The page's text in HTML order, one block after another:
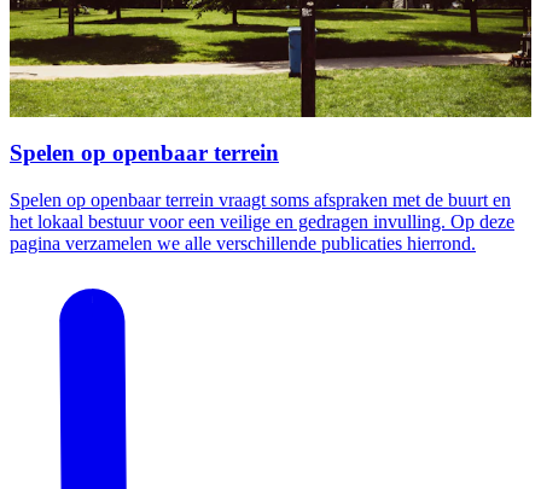
Spelen op openbaar terrein
Spelen op openbaar terrein vraagt soms afspraken met de buurt en
het lokaal bestuur voor een veilige en gedragen invulling. Op deze
pagina verzamelen we alle verschillende publicaties hierrond.